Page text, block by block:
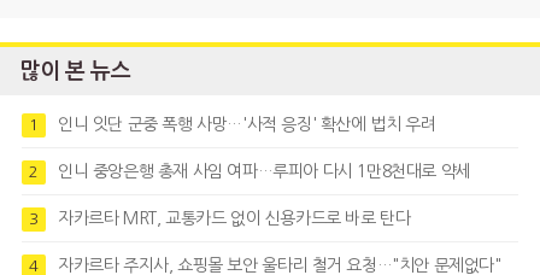
많이 본 뉴스
1 인니 잇단 군중 폭행 사망…'사적 응징' 확산에 법치 우려
2 인니 중앙은행 총재 사임 여파…루피아 다시 1만8천대로 약세
3 자카르타 MRT, 교통카드 없이 신용카드로 바로 탄다
4 자카르타 주지사, 쇼핑몰 보안 울타리 철거 요청…"치안 문제없다"